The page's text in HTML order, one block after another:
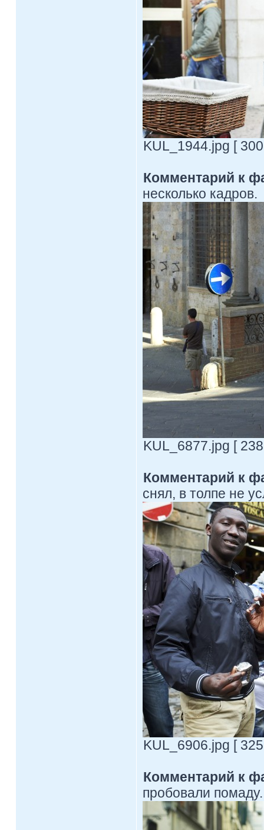
KUL_1944.jpg [
Комментарий к
несколько кадров.
KUL_6877.jpg [
Комментарий к
снял, в толпе не
KUL_6906.jpg [
Комментарий к
пробовали помаду.